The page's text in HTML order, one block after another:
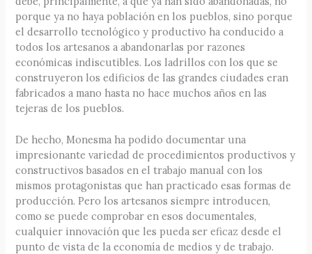
porque ya no haya población en los pueblos, sino porque
el desarrollo tecnológico y productivo ha conducido a
todos los artesanos a abandonarlas por razones
económicas indiscutibles. Los ladrillos con los que se
construyeron los edificios de las grandes ciudades eran
fabricados a mano hasta no hace muchos años en las
tejeras de los pueblos.
De hecho, Monesma ha podido documentar una
impresionante variedad de procedimientos productivos y
constructivos basados en el trabajo manual con los
mismos protagonistas que han practicado esas formas de
producción. Pero los artesanos siempre introducen,
como se puede comprobar en esos documentales,
cualquier innovación que les pueda ser eficaz desde el
punto de vista de la economía de medios y de trabajo.